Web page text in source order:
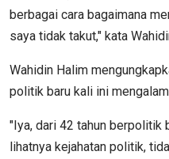
berbagai cara bagaimana
saya tidak takut," kata
Wahidin Halim
politik baru kali ini
"Iya, dari 42 tahun berpolitik
lihatnya kejahatan politik,